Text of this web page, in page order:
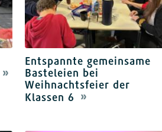
Entspannte gemeinsame
Basteleien bei
Weihnachtsfeier der
Klassen 6